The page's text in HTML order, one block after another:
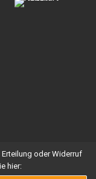
reservedoder Widerruf
hier: